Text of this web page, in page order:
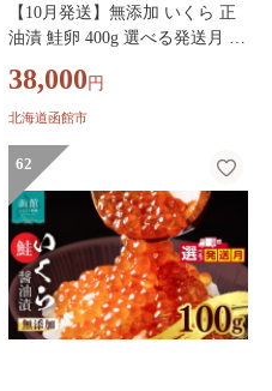
【10月発送】無添加 いくら 正
油漬 鮭卵 400g 選べる発送月 函
鮮 いくら丼 パスタ 海の宝石 食
感 贅沢 使い切りサイズ おにぎ
館 ふるさと グルメ お取り寄せ
送料無料_HD032-067-10
38,000 円
北海道函館市
62